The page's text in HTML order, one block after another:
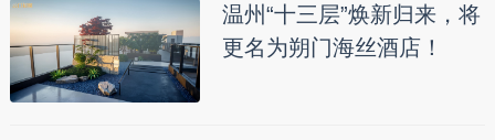
温州“十三层”焕新归来，将
更名为朔门海丝酒店！